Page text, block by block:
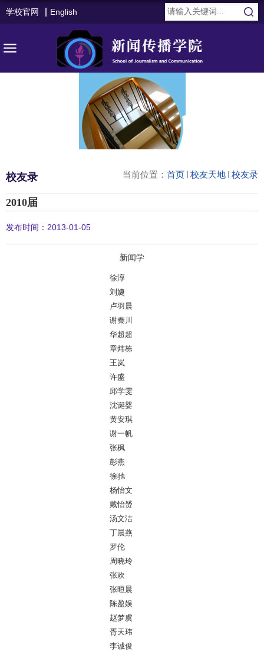
学校官网 English
当前位置： 首页 校友天地 校友录
校友录
2010届
发布时间：2013-01-05
新闻学
徐淳
刘婕
卢羽晨
谢秦川
华超超
章炜栋
王岚
许盛
邱学雯
沈诞婴
黄安琪
谢一帆
张枫
彭燕
徐驰
杨怡文
戴怡赟
汤文洁
丁晨燕
罗伦
周晓玲
张欢
张晅晨
陈盈娱
赵梦虞
胥天玮
李诚俊